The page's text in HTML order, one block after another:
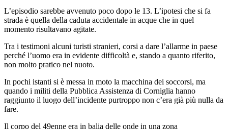
L’episodio sarebbe avvenuto poco dopo le 13. L’ipotesi che si fa
strada è quella della caduta accidentale in acque che in quel
momento risultavano agitate.
Tra i testimoni alcuni turisti stranieri, corsi a dare l’allarme in paese
perché l’uomo era in evidente difficoltà e, stando a quanto riferito,
non molto pratico nel nuoto.
In pochi istanti si è messa in moto la macchina dei soccorsi, ma
quando i militi della Pubblica Assistenza di Corniglia hanno
raggiunto il luogo dell’incidente purtroppo non c’era già più nulla da
fare.
Il corpo del 49enne era in balia delle onde in una zona